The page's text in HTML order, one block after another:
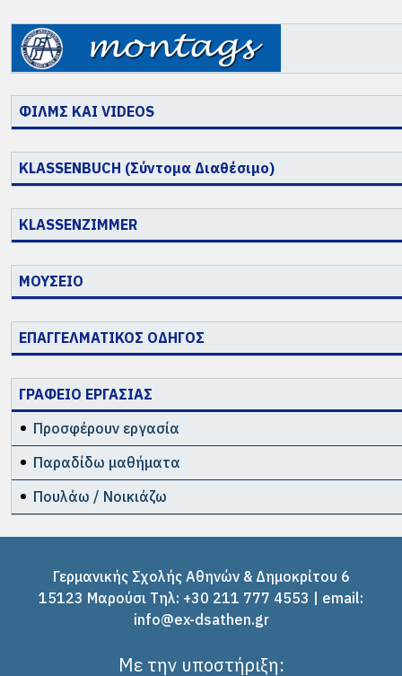
ΦΙΛΜΣ ΚΑΙ VIDEOS
KLASSENBUCH (Σύντομα Διαθέσιμο)
KLASSENZIMMER
ΜΟΥΣΕΙΟ
ΕΠΑΓΓΕΛΜΑΤΙΚΟΣ ΟΔΗΓΟΣ
ΓΡΑΦΕΙΟ ΕΡΓΑΣΙΑΣ
Προσφέρουν εργασία
Παραδίδω μαθήματα
Πουλάω / Νοικιάζω
Γερμανικής Σχολής Αθηνών & Δημοκρίτου 6
15123 Μαρούσι Tηλ: +30 211 777 4553 | email:
info@ex-dsathen.gr
Με την υποστήριξη: